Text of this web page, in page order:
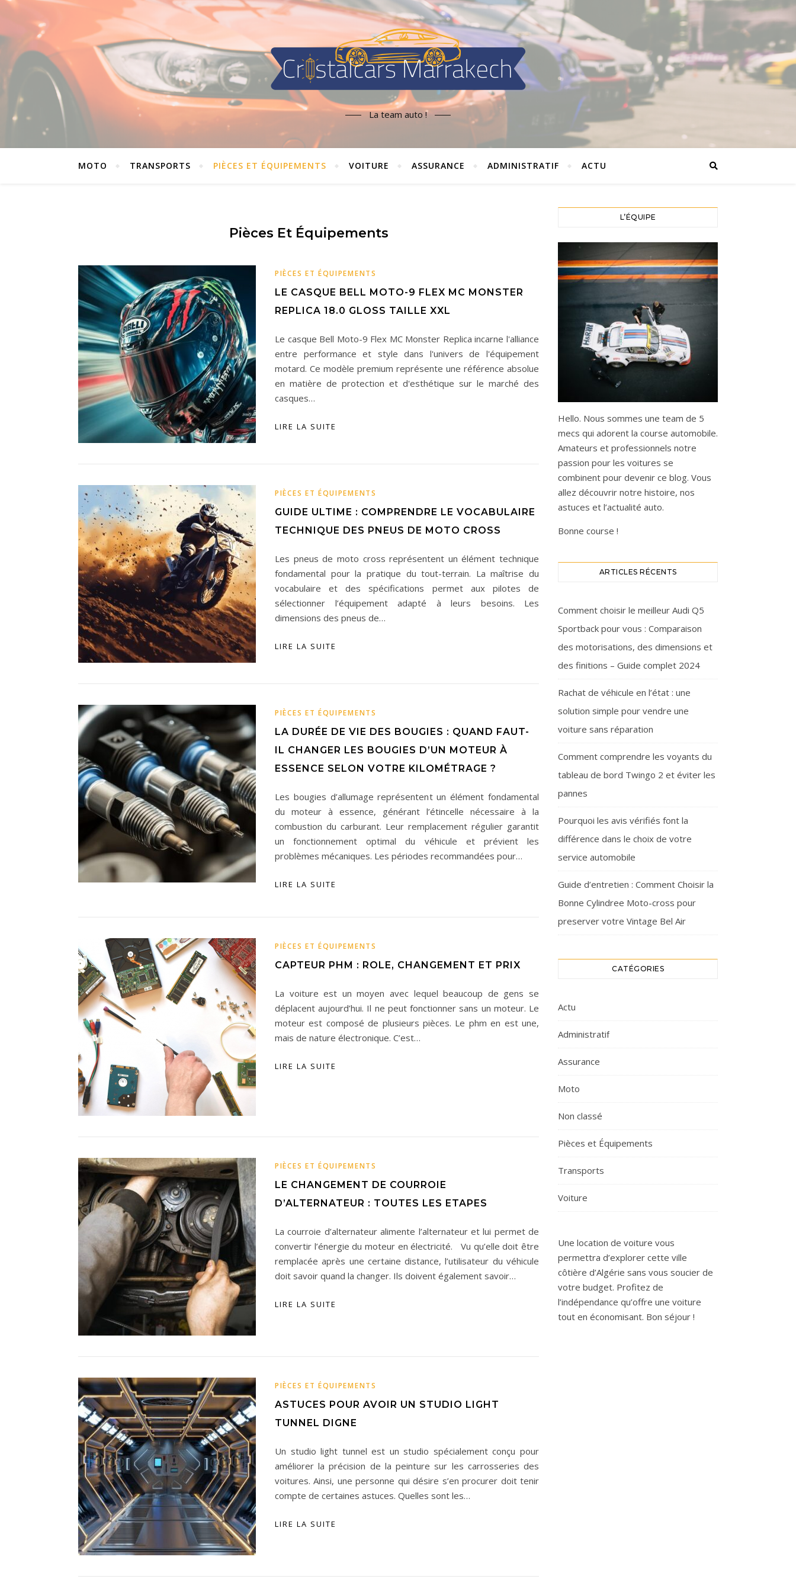
La team auto !
MOTO TRANSPORTS PIÈCES ET ÉQUIPEMENTS VOITURE ASSURANCE ADMINISTRATIF ACTU
Pièces Et Équipements
PIÈCES ET ÉQUIPEMENTS
LE CASQUE BELL MOTO-9 FLEX MC MONSTER
REPLICA 18.0 GLOSS TAILLE XXL
Le casque Bell Moto-9 Flex MC Monster Replica incarne l'alliance
entre performance et style dans l'univers de l'équipement
motard. Ce modèle premium représente une référence absolue
en matière de protection et d'esthétique sur le marché des
casques…
LIRE LA SUITE
PIÈCES ET ÉQUIPEMENTS
GUIDE ULTIME : COMPRENDRE LE VOCABULAIRE
TECHNIQUE DES PNEUS DE MOTO CROSS
Les pneus de moto cross représentent un élément technique
fondamental pour la pratique du tout-terrain. La maîtrise du
vocabulaire et des spécifications permet aux pilotes de
sélectionner l’équipement adapté à leurs besoins. Les
dimensions des pneus de…
LIRE LA SUITE
PIÈCES ET ÉQUIPEMENTS
LA DURÉE DE VIE DES BOUGIES : QUAND FAUT-
IL CHANGER LES BOUGIES D’UN MOTEUR À
ESSENCE SELON VOTRE KILOMÉTRAGE ?
Les bougies d’allumage représentent un élément fondamental
du moteur à essence, générant l’étincelle nécessaire à la
combustion du carburant. Leur remplacement régulier garantit
un fonctionnement optimal du véhicule et prévient les
problèmes mécaniques. Les périodes recommandées pour…
LIRE LA SUITE
PIÈCES ET ÉQUIPEMENTS
CAPTEUR PHM : ROLE, CHANGEMENT ET PRIX
La voiture est un moyen avec lequel beaucoup de gens se
déplacent aujourd’hui. Il ne peut fonctionner sans un moteur. Le
moteur est composé de plusieurs pièces. Le phm en est une,
mais de nature électronique. C’est…
LIRE LA SUITE
PIÈCES ET ÉQUIPEMENTS
LE CHANGEMENT DE COURROIE
D’ALTERNATEUR : TOUTES LES ETAPES
La courroie d’alternateur alimente l’alternateur et lui permet de
convertir l’énergie du moteur en électricité. Vu qu’elle doit être
remplacée après une certaine distance, l’utilisateur du véhicule
doit savoir quand la changer. Ils doivent également savoir…
LIRE LA SUITE
PIÈCES ET ÉQUIPEMENTS
ASTUCES POUR AVOIR UN STUDIO LIGHT
TUNNEL DIGNE
Un studio light tunnel est un studio spécialement conçu pour
améliorer la précision de la peinture sur les carrosseries des
voitures. Ainsi, une personne qui désire s’en procurer doit tenir
compte de certaines astuces. Quelles sont les…
LIRE LA SUITE
L’ÉQUIPE
Hello. Nous sommes une team de 5
mecs qui adorent la course automobile.
Amateurs et professionnels notre
passion pour les voitures se
combinent pour devenir ce blog. Vous
allez découvrir notre histoire, nos
astuces et l’actualité auto.
Bonne course !
ARTICLES RÉCENTS
Comment choisir le meilleur Audi Q5
Sportback pour vous : Comparaison
des motorisations, des dimensions et
des finitions – Guide complet 2024
Rachat de véhicule en l’état : une
solution simple pour vendre une
voiture sans réparation
Comment comprendre les voyants du
tableau de bord Twingo 2 et éviter les
pannes
Pourquoi les avis vérifiés font la
différence dans le choix de votre
service automobile
Guide d’entretien : Comment Choisir la
Bonne Cylindree Moto-cross pour
preserver votre Vintage Bel Air
CATÉGORIES
Actu
Administratif
Assurance
Moto
Non classé
Pièces et Équipements
Transports
Voiture
Une location de voiture vous
permettra d’explorer cette ville
côtière d’Algérie sans vous soucier de
votre budget. Profitez de
l’indépendance qu’offre une voiture
tout en économisant. Bon séjour !